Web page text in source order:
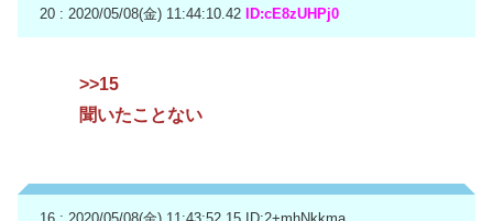
20 : 2020/05/08(金) 11:44:10.42 ID:cE8zUHPj0
>>15
聞いたことない